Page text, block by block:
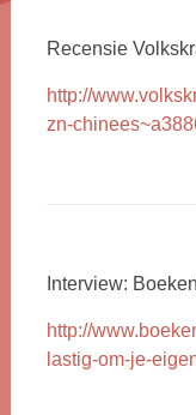
Recensie
http://
zn-
Interview:
http://
lastig-om-je-